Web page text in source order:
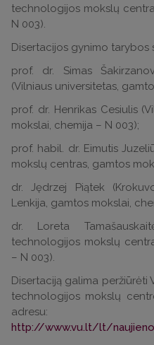
technologijos mokslų
N 003).
Disertacijos gynimo tarybos
prof. dr. Simas
(Vilniaus universitetas,
prof. dr. Henrikas Cesiulis
mokslai, chemija – N 003);
prof. habil. dr. Eimutis
mokslų centras, gamtos
dr. Jędrzej Piątek
Lenkija, gamtos mokslai,
dr. Loreta
technologijos mokslų
– N 003).
Disertaciją galima peržiūrėti
technologijos mokslų
http://www.vu.lt/lt/